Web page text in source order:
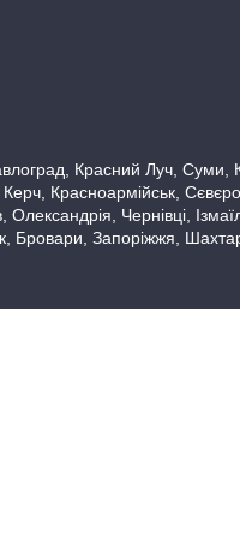
Красний Луч, Суми,
Красноармійськ,
Чернівці,
Бровари, Запоріжжя,